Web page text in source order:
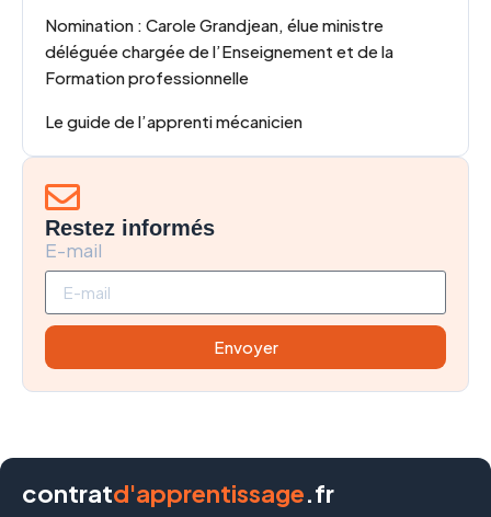
Nomination : Carole Grandjean, élue ministre
déléguée chargée de l’Enseignement et de la
Formation professionnelle
Le guide de l’apprenti mécanicien
Restez informés
E-mail
Envoyer
contratd'apprentissage.fr